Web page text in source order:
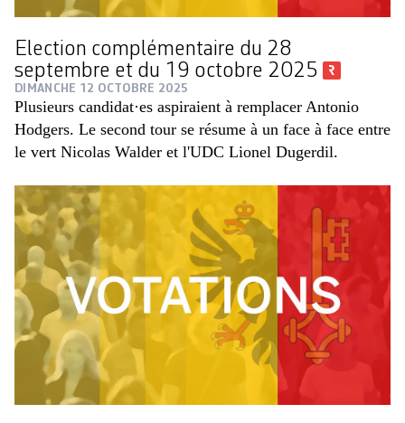
Election complémentaire du 28
septembre et du 19 octobre 2025
DIMANCHE 12 OCTOBRE 2025
Plusieurs candidat·es aspiraient à remplacer Antonio
Hodgers. Le second tour se résume à un face à face entre
le vert Nicolas Walder et l'UDC Lionel Dugerdil.